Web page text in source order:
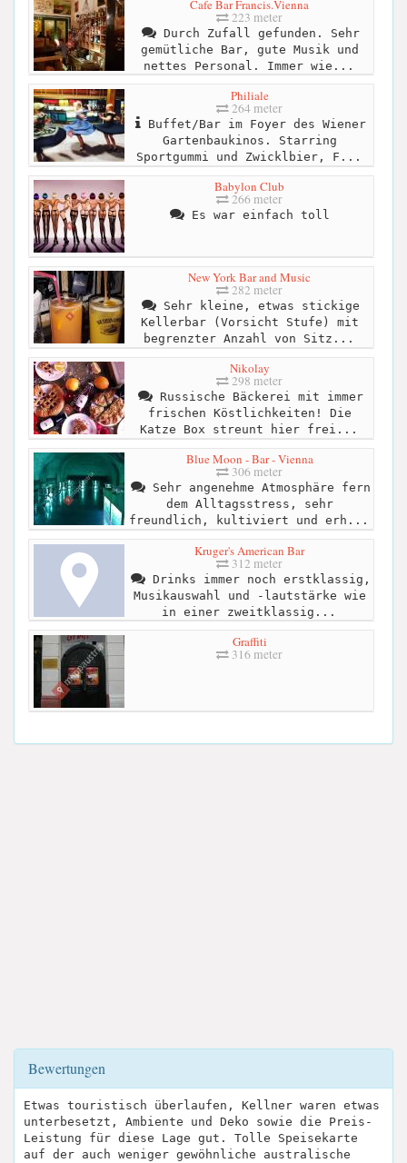
Cafe Bar Francis.Vienna
223 meter
Durch Zufall gefunden. Sehr
gemütliche Bar, gute Musik und
nettes Personal. Immer wie...
Philiale
264 meter
Buffet/Bar im Foyer des Wiener
Gartenbaukinos. Starring
Sportgummi und Zwicklbier, F...
Babylon Club
266 meter
Es war einfach toll
New York Bar and Music
282 meter
Sehr kleine, etwas stickige
Kellerbar (Vorsicht Stufe) mit
begrenzter Anzahl von Sitz...
Nikolay
298 meter
Russische Bäckerei mit immer
frischen Köstlichkeiten! Die
Katze Box streunt hier frei...
Blue Moon - Bar - Vienna
306 meter
Sehr angenehme Atmosphäre fern
dem Alltagsstress, sehr
freundlich, kultiviert und erh...
Kruger's American Bar
312 meter
Drinks immer noch erstklassig,
Musikauswahl und -lautstärke wie
in einer zweitklassig...
Graffiti
316 meter
Bewertungen
Etwas touristisch überlaufen, Kellner waren etwas
unterbesetzt, Ambiente und Deko sowie die Preis-
Leistung für diese Lage gut. Tolle Speisekarte
auf der auch weniger gewöhnliche australische